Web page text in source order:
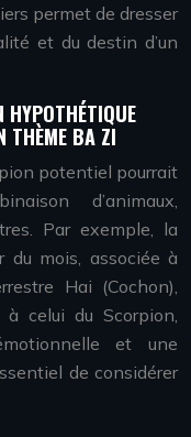
permet de dresser
et du destin d’un
HYPOTHÉTIQUE
THÈME BA ZI
potentiel pourrait
d’animaux,
Par exemple, la
du mois, associée à
Hai (Cochon),
celui du Scorpion,
et une
de considérer